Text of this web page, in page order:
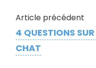
Article précédent
4 QUESTIONS
CHAT